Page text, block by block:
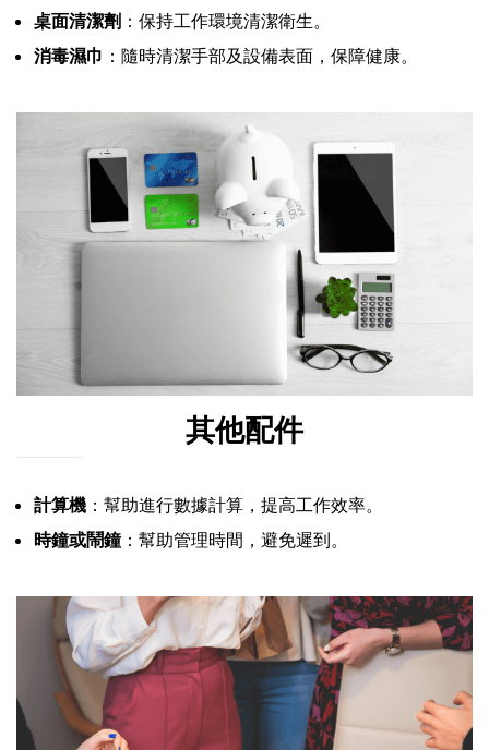
桌面清潔劑 ：保持工作環境清潔衛生。
消毒濕巾 ：隨時清潔手部及設備表面，保障健康。
其他配件
計算機 ：幫助進行數據計算，提高工作效率。
時鐘或鬧鐘：幫助管理時間，避免遲到。